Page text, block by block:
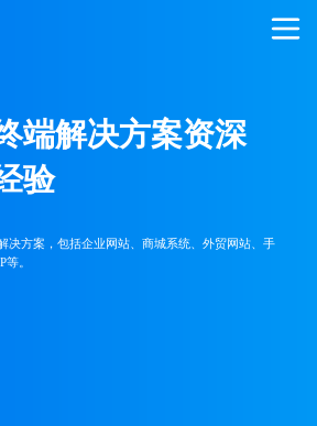
互联网全终端解决方
网站建设经验
为客户提供各类网站定制解决方案，包括企业网站、商城
机微站、微信小程序、APP等。